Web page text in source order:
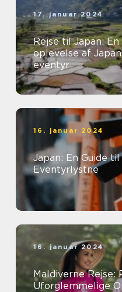
17. januar 2024
Rejse til Japan:
oplevelse af
eventyr
16. januar 2024
Japan: En Guide
Eventyrlystne
16. januar 2024
Maldiverne Rejse:
Uforglemmelige